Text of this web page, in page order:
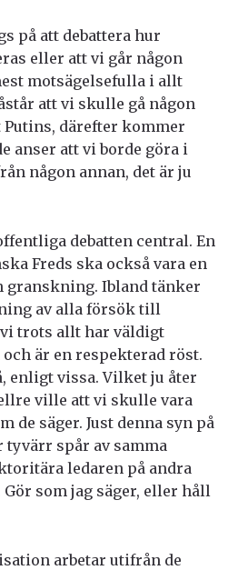
på att debattera hur
eller att vi går någon
motsägelsefulla i allt
att vi skulle gå någon
Putins, därefter kommer
anser att vi borde göra i
någon annan, det är ju
debatten central. En
Freds ska också vara en
granskning. Ibland tänker
av alla försök till
trots allt har väldigt
är en respekterad röst.
enligt vissa. Vilket ju åter
ville att vi skulle vara
de säger. Just denna syn på
tyvärr spår av samma
ledaren på andra
som jag säger, eller håll
arbetar utifrån de